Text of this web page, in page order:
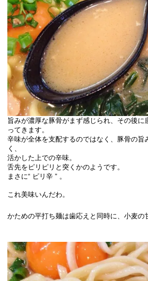
旨みが濃厚な豚骨がまず感じられ、その後に
ってきます。
辛味が全体を支配するのではなく、豚骨の旨
く、
活かした上での辛味。
舌先をピリピリと突くかのようです。
まさに“ ピリ辛 ” 。
これ美味いんだわ。
かための平打ち麺は歯応えと同時に、小麦の